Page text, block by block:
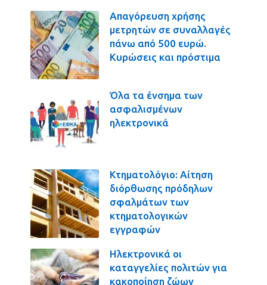
Απαγόρευση χρήσης
μετρητών σε συναλλαγές
πάνω από 500 ευρώ.
Κυρώσεις και πρόστιμα
Όλα τα ένσημα των
ασφαλισμένων
ηλεκτρονικά
Κτηματολόγιο: Αίτηση
διόρθωσης πρόδηλων
σφαλμάτων των
κτηματολογικών
εγγραφών
Ηλεκτρονικά οι
καταγγελίες πολιτών για
κακοποίηση ζώων